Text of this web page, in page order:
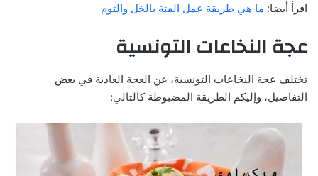
اقرأ أيضا: ما هي طريقة عمل الفتة بالخل والثوم
عجة النخاعات التونسية
تختلف عجة النخاعات التونسية، عن العجة العادية في بعض
التفاصيل، وإليكم الطريقة المضبوطة كالتالي: